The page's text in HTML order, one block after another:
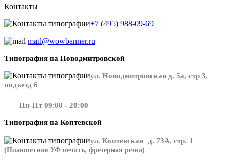
Контакты
+7 (495) 988-09-69
mail@wowbanner.ru
Типография на Новодмитровской
ул. Новодмитровская д. 5а, стр 3,
подъезд 6
Пн-Пт 09:00 - 20:00
Типография на Коптевской
ул. Коптевская д. 73А, стр. 1
(Планшетная УФ печать, фрезерная резка)